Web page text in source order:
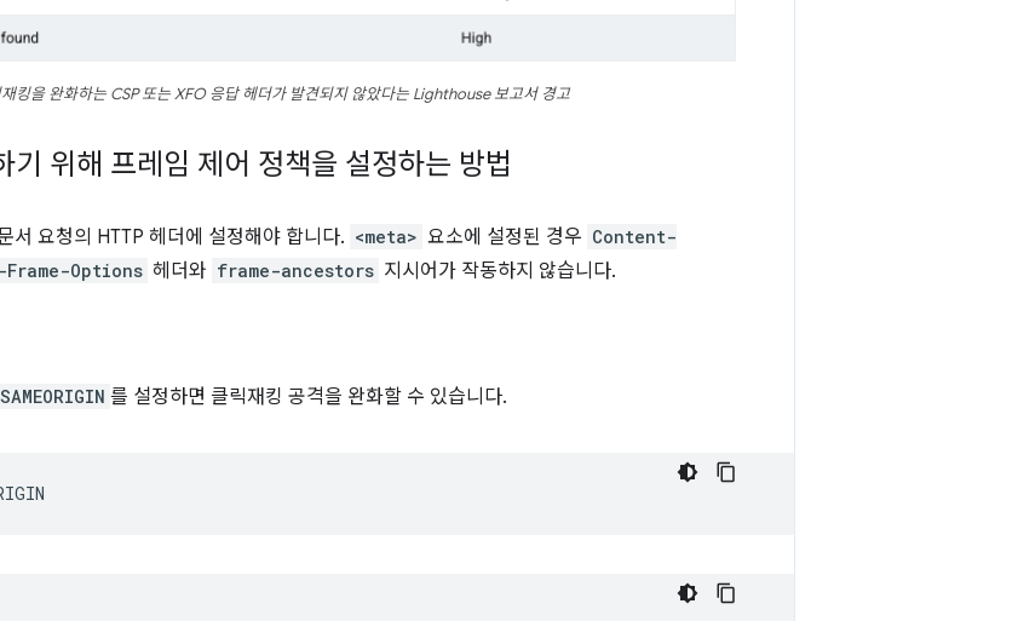
재킹을 완화하는 CSP 또는 XFO 응답 헤더가 발견되지 않았다는 Lighthouse 보고서 경고
기 위해 프레임 제어 정책을 설정하는 방법
서 요청의 HTTP 헤더에 설정해야 합니다. <meta> 요소에 설정된 경우 Content-
Frame-Options 헤더와 frame-ancestors 지시어가 작동하지 않습니다.
SAMEORIGIN 를 설정하면 클릭재킹 공격을 완화할 수 있습니다.